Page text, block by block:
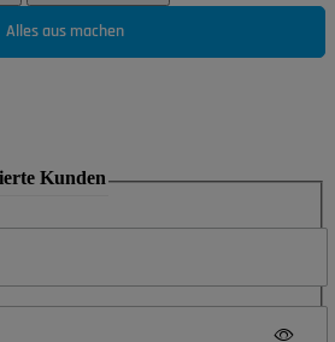
Alles aus machen
Kunden